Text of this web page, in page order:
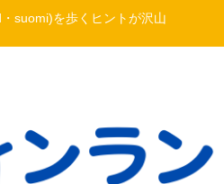
suomi)を歩くヒントが沢山